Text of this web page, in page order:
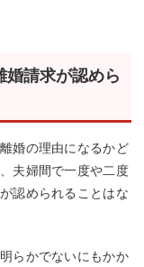
請求が認めら
婚の理由になるかど
夫婦間で一度や二度
認められることはな
らかでないにもかか